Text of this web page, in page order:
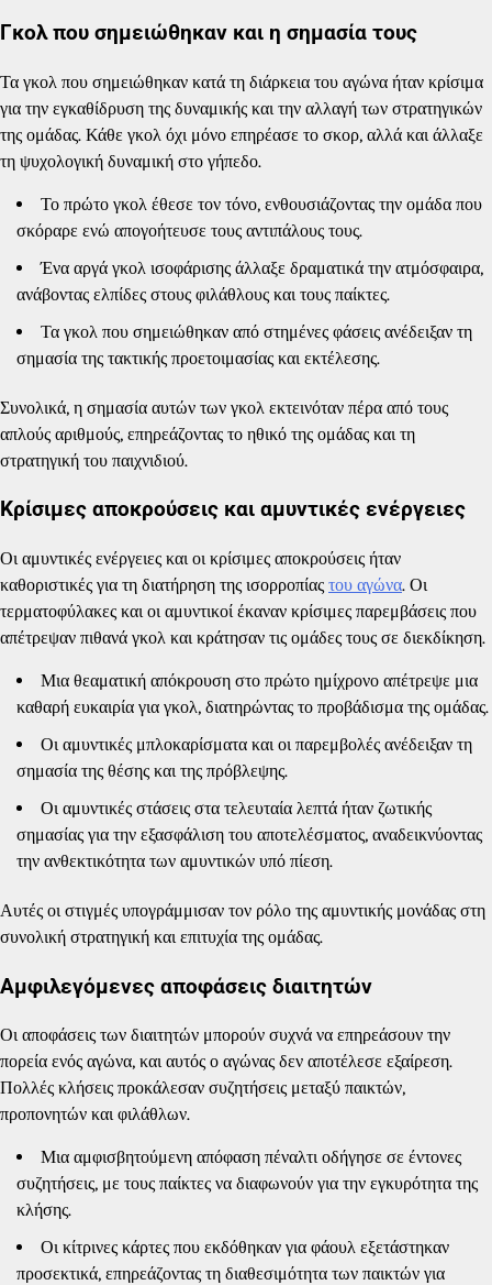
Γκολ που σημειώθηκαν και η σημασία τους
Τα γκολ που σημειώθηκαν κατά τη διάρκεια του αγώνα ήταν κρίσιμα
για την εγκαθίδρυση της δυναμικής και την αλλαγή των στρατηγικών
της ομάδας. Κάθε γκολ όχι μόνο επηρέασε το σκορ, αλλά και άλλαξε
τη ψυχολογική δυναμική στο γήπεδο.
Το πρώτο γκολ έθεσε τον τόνο, ενθουσιάζοντας την ομάδα που
σκόραρε ενώ απογοήτευσε τους αντιπάλους τους.
Ένα αργά γκολ ισοφάρισης άλλαξε δραματικά την ατμόσφαιρα,
ανάβοντας ελπίδες στους φιλάθλους και τους παίκτες.
Τα γκολ που σημειώθηκαν από στημένες φάσεις ανέδειξαν τη
σημασία της τακτικής προετοιμασίας και εκτέλεσης.
Συνολικά, η σημασία αυτών των γκολ εκτεινόταν πέρα από τους
απλούς αριθμούς, επηρεάζοντας το ηθικό της ομάδας και τη
στρατηγική του παιχνιδιού.
Κρίσιμες αποκρούσεις και αμυντικές ενέργειες
Οι αμυντικές ενέργειες και οι κρίσιμες αποκρούσεις ήταν
καθοριστικές για τη διατήρηση της ισορροπίας του αγώνα. Οι
τερματοφύλακες και οι αμυντικοί έκαναν κρίσιμες παρεμβάσεις που
απέτρεψαν πιθανά γκολ και κράτησαν τις ομάδες τους σε διεκδίκηση.
Μια θεαματική απόκρουση στο πρώτο ημίχρονο απέτρεψε μια
καθαρή ευκαιρία για γκολ, διατηρώντας το προβάδισμα της ομάδας.
Οι αμυντικές μπλοκαρίσματα και οι παρεμβολές ανέδειξαν τη
σημασία της θέσης και της πρόβλεψης.
Οι αμυντικές στάσεις στα τελευταία λεπτά ήταν ζωτικής
σημασίας για την εξασφάλιση του αποτελέσματος, αναδεικνύοντας
την ανθεκτικότητα των αμυντικών υπό πίεση.
Αυτές οι στιγμές υπογράμμισαν τον ρόλο της αμυντικής μονάδας στη
συνολική στρατηγική και επιτυχία της ομάδας.
Αμφιλεγόμενες αποφάσεις διαιτητών
Οι αποφάσεις των διαιτητών μπορούν συχνά να επηρεάσουν την
πορεία ενός αγώνα, και αυτός ο αγώνας δεν αποτέλεσε εξαίρεση.
Πολλές κλήσεις προκάλεσαν συζητήσεις μεταξύ παικτών,
προπονητών και φιλάθλων.
Μια αμφισβητούμενη απόφαση πέναλτι οδήγησε σε έντονες
συζητήσεις, με τους παίκτες να διαφωνούν για την εγκυρότητα της
κλήσης.
Οι κίτρινες κάρτες που εκδόθηκαν για φάουλ εξετάστηκαν
προσεκτικά, επηρεάζοντας τη διαθεσιμότητα των παικτών για